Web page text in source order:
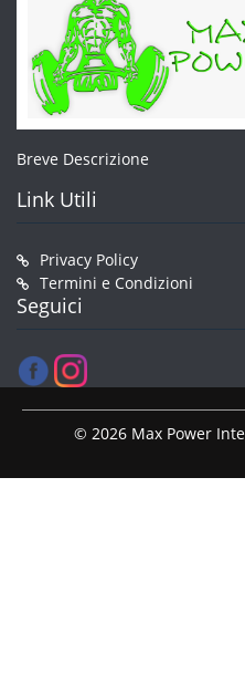
Breve Descrizione
Link Utili
Privacy Policy
Termini e Condizioni
Seguici
© 2026 Max Power